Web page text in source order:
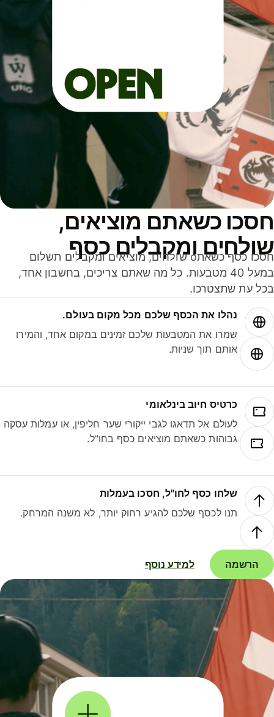
כשאתם מוציאים,
ומקבלים כסף
חסכו כסף כשאתo שולחים, מוציאים ומקבלים תשלום
במעל 40 מטבעות. כל מה שאתם צריכים, בחשבון אחד,
עת שתצטרכו.
נהלו את הכסף שלכם מכל מקום בעולם.
שמרו את המטבעות שלכם זמינים במקום אחד, והמירו
אותם תוך שניות.
כרטיס חיוב בינלאומי
לעולם אל תדאגו לגבי ייקורי שער חליפין, או עמלות עסקה
גבוהות כשאתם מוציאים כסף בחו"ל.
שלחו כסף לחו"ל, חסכו בעמלות
תנו לכסף שלכם להגיע רחוק יותר, לא משנה המרחק.
הרשמה למידע נוסף